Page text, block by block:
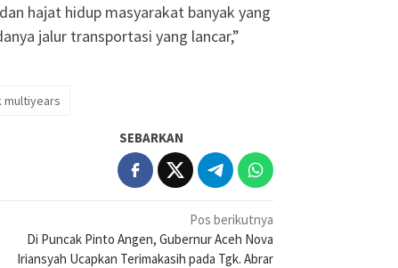
hajat hidup masyarakat banyak yang
jalur transportasi yang lancar,”
multiyears
SEBARKAN
Pos berikutnya
Di Puncak Pinto Angen, Gubernur Aceh Nova
Iriansyah Ucapkan Terimakasih pada Tgk. Abrar